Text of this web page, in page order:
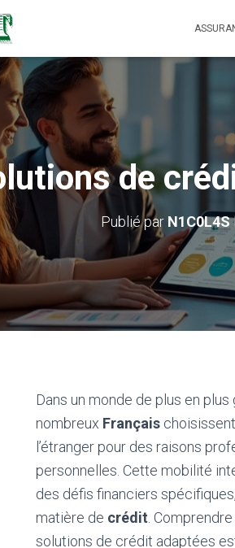
de
Publié par N1C0L4S
Dans un monde de plus en plus
nombreux Français
l’étranger pour des raisons
personnelles. Cette mobilité
des défis financiers
matière de crédit .
solutions de crédit adaptées